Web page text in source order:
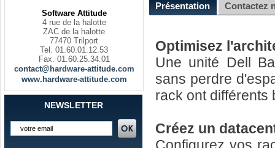
Software Attitude
4 rue de la halotte
ZAC de la halotte
77470 Trilport
Tel. 01.60.01.12.53
Fax. 01.60.25.34.01
contact@hardware-attitude.com
www.hardware-attitude.com
NEWSLETTER
Présentation Contactez
Optimisez
Une unité Dell
sans perdre
rack ont différents
Créez un